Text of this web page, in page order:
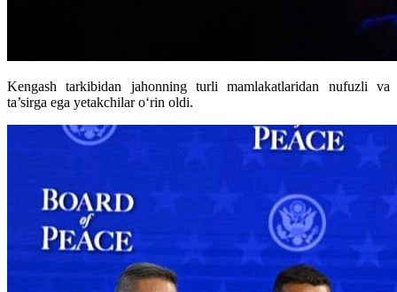
Kengash tarkibidan jahonning turli mamlakatlaridan nufuzli va
ta’sirga ega yetakchilar o‘rin oldi.